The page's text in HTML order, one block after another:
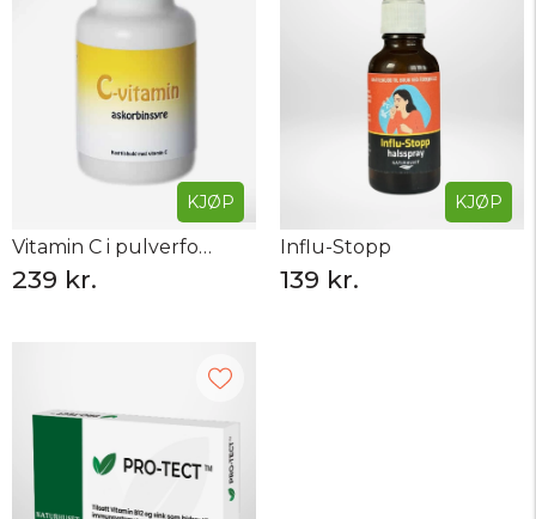
Vitamin C i pulverform - 250 gram
239 kr.
KJØP
Influ-Stopp
139 kr.
KJØP